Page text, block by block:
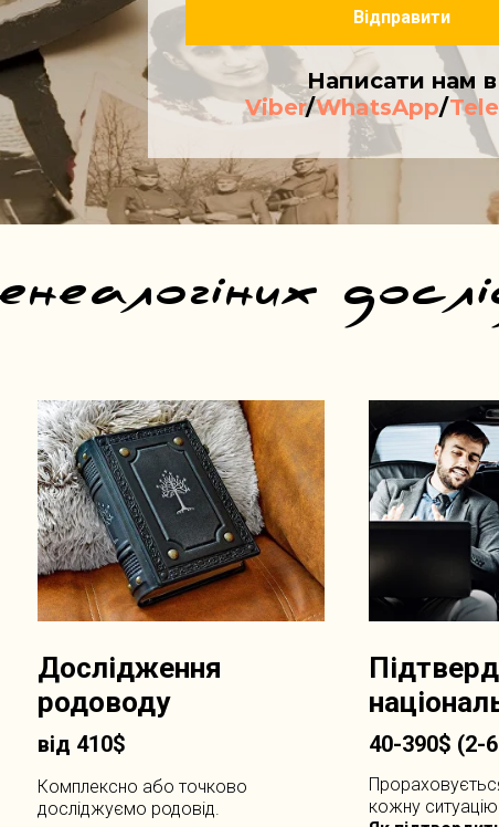
Відправити
Написати нам в
Viber/WhatsApp/
Дослідження
родоводу
від 410$
Комплексно або точково
досліджуємо родовід.
н
40-390$ (2-6
кожну ситуацію